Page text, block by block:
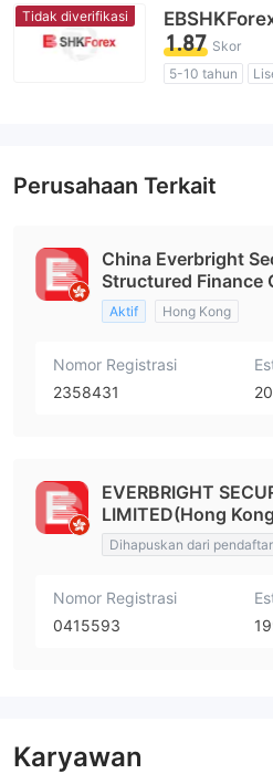
Potensi risiko
Tidak diverifikasi
1.87 Skor
5-10 tahun
Perusahaan Terkait
China Everbright
Structured Finance
Limited(Hong Kong)
Aktif Hong Kong
Nomor Registrasi
2358431
EVERBRIGHT
LIMITED(Hong
Dihapuskan dari
Nomor Registrasi
0415593
Karyawan